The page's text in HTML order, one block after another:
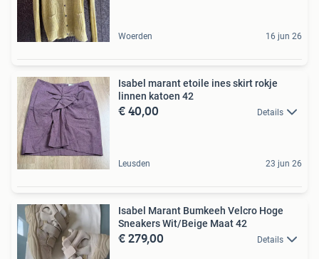
Woerden 16 jun 26
Isabel marant etoile ines skirt rokje
linnen katoen 42
€ 40,00 Details
Leusden 23 jun 26
Isabel Marant Bumkeeh Velcro Hoge
Sneakers Wit/Beige Maat 42
€ 279,00 Details